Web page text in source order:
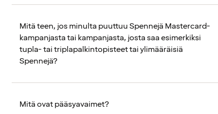
Mitä teen, jos minulta puuttuu Spennejä Mastercard-
kampanjasta tai kampanjasta, josta saa esimerkiksi
tupla- tai triplapalkintopisteet tai ylimääräisiä
Spennejä?
Mitä ovat pääsyavaimet?